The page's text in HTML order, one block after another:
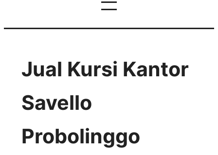
Jual Kursi Kantor
Savello
Probolinggo